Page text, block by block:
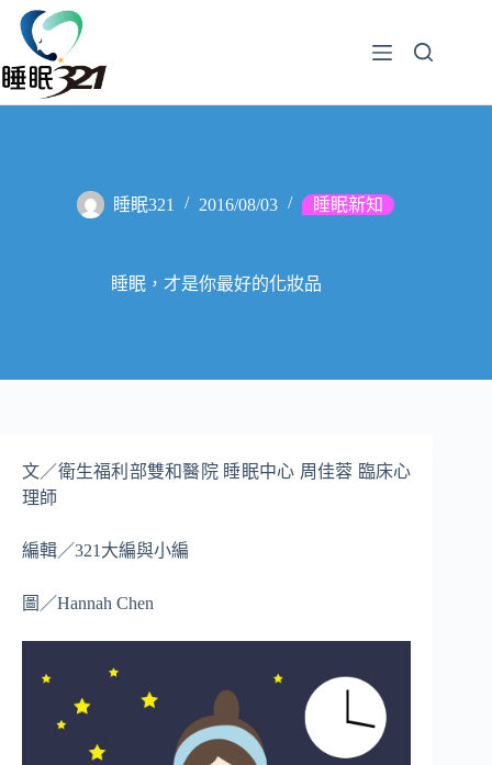
睡眠321 2016/08/03 睡眠新知
睡眠，才是你最好的化妝品
文／衛生福利部雙和醫院 睡眠中心 周佳蓉 臨床心
理師
編輯／321大編與小編
圖／Hannah Chen